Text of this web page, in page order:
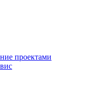
проектами